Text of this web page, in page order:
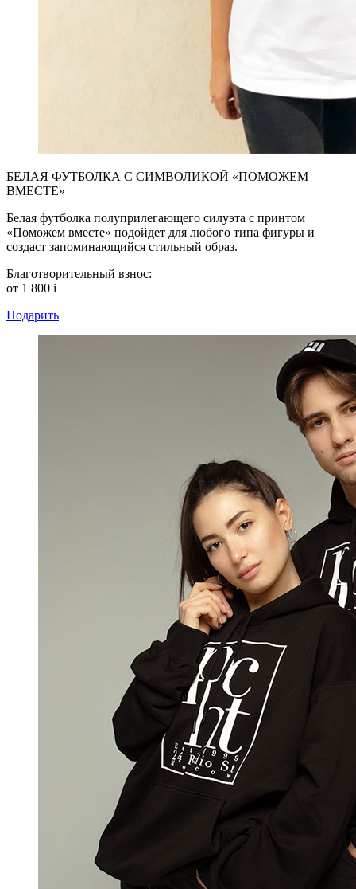
БЕЛАЯ ФУТБОЛКА С СИМВОЛИКОЙ «ПОМОЖЕМ
ВМЕСТЕ»
Белая футболка полуприлегающего силуэта с принтом
«Поможем вместе» подойдет для любого типа фигуры и
создаст запоминающийся стильный образ.
Благотворительный взнос:
от 1 800 i
Подарить